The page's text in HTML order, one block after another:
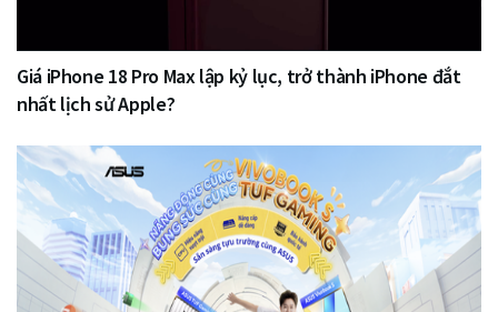
Giá iPhone 18 Pro Max lập kỷ lục, trở thành iPhone đắt
nhất lịch sử Apple?